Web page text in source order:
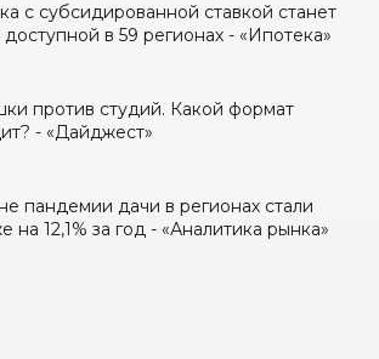
с субсидированной ставкой станет
в 59 регионах - «Ипотека»
против студий. Какой формат
- «Дайджест»
пандемии дачи в регионах стали
на 12,1% за год - «Аналитика рынка»